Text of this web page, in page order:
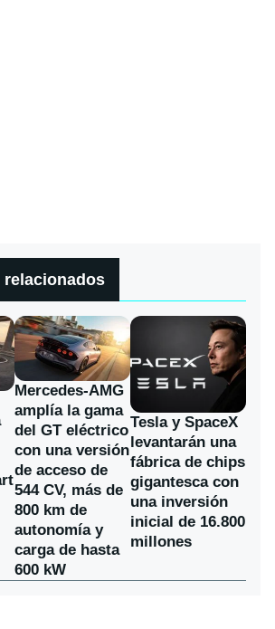
relacionados
Mercedes-AMG
amplía la gama
del GT eléctrico
con una versión
de acceso de
544 CV, más de
800 km de
autonomía y
carga de hasta
600 kW
Tesla y SpaceX
levantarán una
fábrica de chips
gigantesca con
una inversión
inicial de 16.800
millones